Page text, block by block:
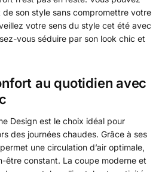
son style sans compromettre votre
votre sens du style cet été avec
vous séduire par son look chic et
au quotidien avec
Design est le choix idéal pour
des journées chaudes. Grâce à ses
une circulation d’air optimale,
être constant. La coupe moderne et